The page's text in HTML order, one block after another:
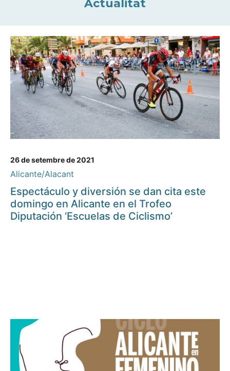
Actualitat
26 de setembre de 2021
Alicante/Alacant
Espectáculo y diversión se dan cita este
domingo en Alicante en el Trofeo
Diputación ‘Escuelas de Ciclismo’